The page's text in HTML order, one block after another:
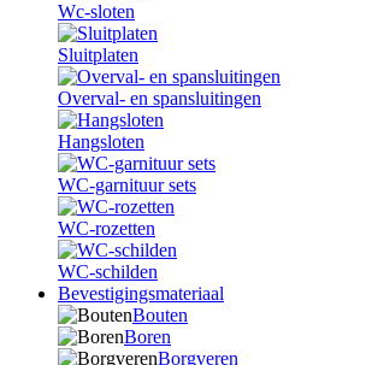
Wc-sloten
Sluitplaten
Overval- en spansluitingen
Hangsloten
WC-garnituur sets
WC-rozetten
WC-schilden
Bevestigingsmateriaal
Bouten
Boren
Borgveren